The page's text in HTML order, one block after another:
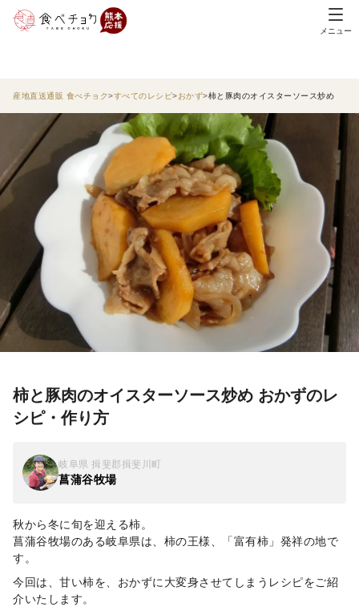
メニュー
産地直送通販 食べチョク すべてのレシピ おかず 柿と豚肉のオイスターソース炒め
柿と豚肉のオイスターソース炒め おかずのレ
シピ・作り方
岐阜県 揖斐郡揖斐川町
菖蒲谷牧場
秋から冬に旬を迎える柿。
菖蒲谷牧場のある岐阜県は、柿の王様、「富有柿」発祥の地で
す。
今回は、甘い柿を、おかずに大変身させてしまうレシピをご紹
介いたします。